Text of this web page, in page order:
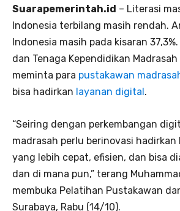
Suarapemerintah.id – Literasi
Indonesia terbilang masih rendah.
Indonesia masih pada kisaran
dan Tenaga Kependidikan
meminta para pustakawan
bisa hadirkan layanan digital.
“Seiring dengan perkembangan
madrasah perlu berinovasi
yang lebih cepat, efisien, dan bisa
dan di mana pun,” terang
membuka Pelatihan Pustakawan
Surabaya, Rabu (14/10).